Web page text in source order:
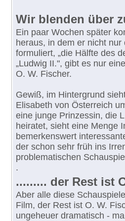
Wir blenden über
Ein paar Wochen später
heraus, in dem er nicht
formuliert, „die Hälfte des
„Ludwig II.", gibt es nur
O. W. Fischer.
Gewiß, im Hintergrund
Elisabeth von Österreich
eine junge Prinzessin, die
heiratet, sieht eine Menge
bemerkenswert
der schon sehr früh ins
problematischen
.
......... der Rest ist
Aber alle diese
Film, der Rest ist O. W.
ungeheuer dramatisch -